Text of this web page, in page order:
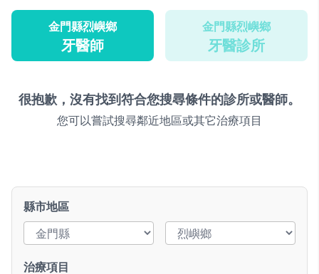
金門縣烈嶼鄉
牙醫師
金門縣烈嶼鄉
牙醫診所
很抱歉，沒有找到符合您搜尋條件的診所或醫師。
您可以嘗試搜尋鄰近地區或其它治療項目
縣市地區
治療項目